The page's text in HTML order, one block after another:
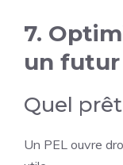
7.
un
Quel
Un PEL ouvre